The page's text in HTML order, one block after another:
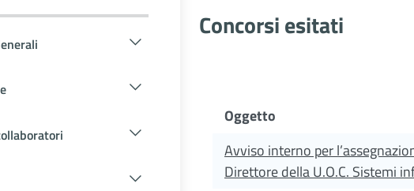
Concorsi esitati
Oggetto
Avviso interno per
Direttore della U.O.C. Sistemi